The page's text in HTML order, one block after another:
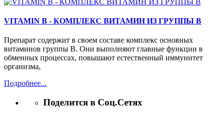
VITAMIN B - КОМПЛЕКС ВИТАМИН ИЗ ГРУППЫ В
Препарат содержит в своем составе комплекс основных
витаминов группы B. Они выполняют главные функции в
обменных процессах, повышают естественный иммунитет
организма,
Подробнее...
Поделится в Соц.Сетях